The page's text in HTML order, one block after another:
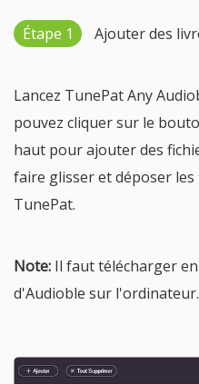
Étape 1 Ajouter des
Lancez TunePat Any
pouvez cliquer sur le
haut pour ajouter des
faire glisser et déposer
TunePat.
Note: Il faut télécharger
d'Audioble sur l'ordinateur.